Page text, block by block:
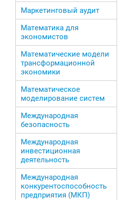
Маркетинговый аудит
Математика для
экономистов
Математические модели
трансформационной
экономики
Математическое
моделирование систем
Международная
безопасность
Международная
инвестиционная
деятельность
Международная
конкурентоспособность
предприятия (МКП)